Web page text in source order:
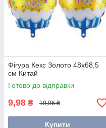
Фігура Кекс Золото 48х68,5
см Китай
Готово до відправки
9,98 ₴ 19,96 ₴
Купити